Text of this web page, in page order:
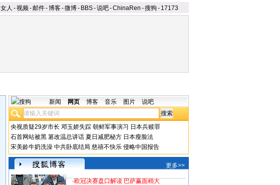
女人 -视频-邮件-博客-微博- BBS-说吧-ChinaRen -搜狗 - 17173
新闻 网页 博客 音乐 图片 说吧
央视质疑29岁市长 邓玉娇失踪 朝鲜军事演习 日本兵赎罪
石首网站被黑 篡改温总讲话 夏日减肥秘方 日本瘦脸法
宋美龄牛奶洗澡 中共卧底结局 慈禧不快乐 侵略中国报告
更多>>
·欧冠决赛盘口解读 巴萨赢面稍大